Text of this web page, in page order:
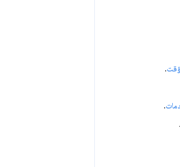
.
.
.